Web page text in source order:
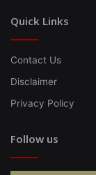
Quick Links
Contact Us
Disclaimer
Privacy Policy
Follow us